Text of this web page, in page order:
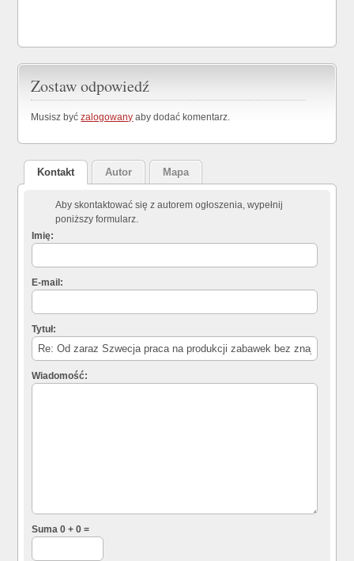
Zostaw odpowiedź
Musisz byćzalogowany aby dodać komentarz.
Kontakt Autor Mapa
Aby skontaktować się z autorem ogłoszenia, wypełnij
poniższy formularz.
Imię:
E-mail:
Tytuł:
Wiadomość:
Suma 0 + 0 =